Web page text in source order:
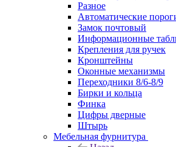
Разное
Автоматические
Замок почтовый
Информационные
Крепления для ручек
Кронштейны
Оконные механизмы
Переходники 8/6-8/9
Бирки и кольца
Финка
Цифры дверные
Штырь
Мебельная фурнитура